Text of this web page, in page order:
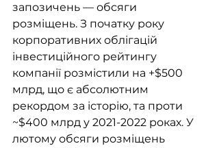
запозичень — обсяги
розміщень. З початку року
корпоративних облігацій
інвестиційного рейтингу
компанії розмістили на +$500
млрд, що є абсолютним
рекордом за історію, та проти
~$400 млрд у 2021-2022 роках. У
лютому обсяги розміщень